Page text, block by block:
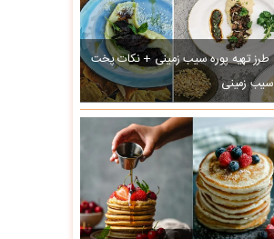
طرز تهیه پوره سیب زمینی + نکات پخت
سیب زمینی